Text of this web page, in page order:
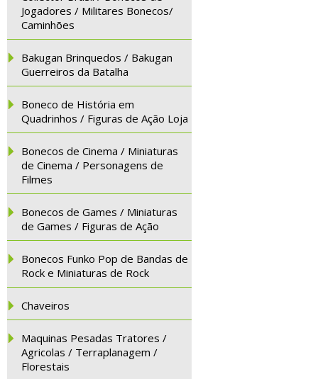
Jogadores / Militares Bonecos/
Caminhões
Bakugan Brinquedos / Bakugan
Guerreiros da Batalha
Boneco de História em
Quadrinhos / Figuras de Ação Loja
Bonecos de Cinema / Miniaturas
de Cinema / Personagens de
Filmes
Bonecos de Games / Miniaturas
de Games / Figuras de Ação
Bonecos Funko Pop de Bandas de
Rock e Miniaturas de Rock
Chaveiros
Maquinas Pesadas Tratores /
Agricolas / Terraplanagem /
Florestais